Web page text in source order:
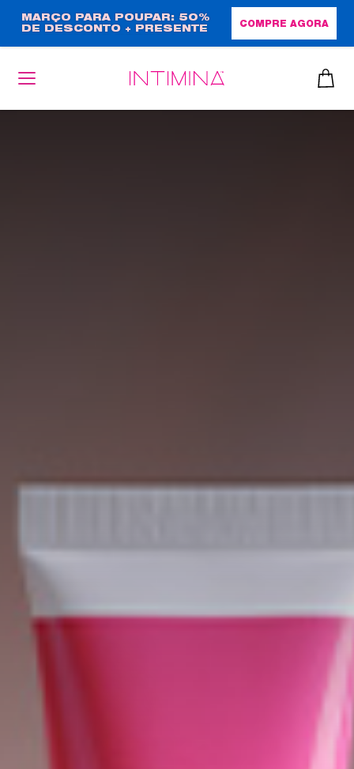
para
o
conteúdo
principal
MARÇO PARA POUPAR: 50%
DE DESCONTO + PRESENTE
COMPRE AGORA